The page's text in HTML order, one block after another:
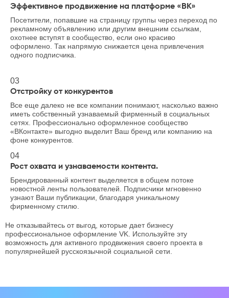
Эффективное продвижение на платформе «ВК»
Посетители, попавшие на страницу группы через переход по
рекламному объявлению или другим внешним ссылкам,
охотнее вступят в сообщество, если оно красиво
оформлено. Так напрямую снижается цена привлечения
одного подписчика.
03
Отстройку от конкурентов
Все еще далеко не все компании понимают, насколько важно
иметь собственный узнаваемый фирменный в социальных
сетях. Профессионально оформленное сообщество
«ВКонтакте» выгодно выделит Ваш бренд или компанию на
фоне конкурентов.
04
Рост охвата и узнаваемости контента.
Брендированный контент выделяется в общем потоке
новостной ленты пользователей. Подписчики мгновенно
узнают Ваши публикации, благодаря уникальному
фирменному стилю.
Не отказывайтесь от выгод, которые дает бизнесу
профессиональное оформление VK. Используйте эту
возможность для активного продвижения своего проекта в
популярнейшей русскоязычной социальной сети.